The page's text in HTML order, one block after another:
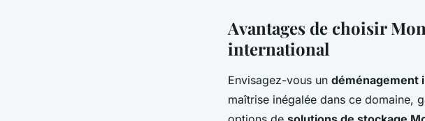
Avantages de choisir
international
Envisagez-vous un déménagement
maîtrise inégalée dans ce domaine,